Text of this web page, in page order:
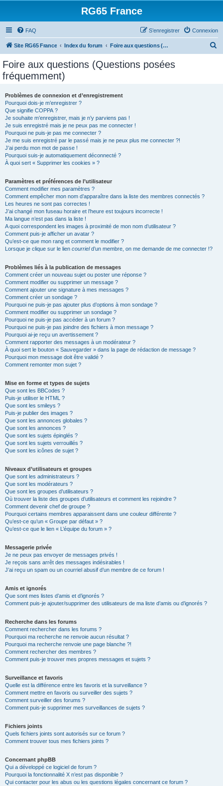
RG65 France
FAQ Connexion
S’enregistrer
Site RG65 France Index du forum Foire aux questions (Questions posées fréquemment)
Foire aux questions (Questions posées
fréquemment)
Problèmes de connexion et d’enregistrement
Pourquoi dois-je m’enregistrer ?
Que signifie COPPA ?
Je souhaite m’enregistrer, mais je n’y parviens pas !
Je suis enregistré mais je ne peux pas me connecter !
Pourquoi ne puis-je pas me connecter ?
Je me suis enregistré par le passé mais je ne peux plus me connecter ?!
J’ai perdu mon mot de passe !
Pourquoi suis-je automatiquement déconnecté ?
À quoi sert « Supprimer les cookies » ?
Paramètres et préférences de l’utilisateur
Comment modifier mes paramètres ?
Comment empêcher mon nom d’apparaître dans la liste des membres connectés ?
Les heures ne sont pas correctes !
J’ai changé mon fuseau horaire et l’heure est toujours incorrecte !
Ma langue n’est pas dans la liste !
A quoi correspondent les images à proximité de mon nom d’utilisateur ?
Comment puis-je afficher un avatar ?
Qu’est-ce que mon rang et comment le modifier ?
Lorsque je clique sur le lien courrield’un membre, on me demande de me connecter !?
Problèmes liés à la publication de messages
Comment créer un nouveau sujet ou poster une réponse ?
Comment modifier ou supprimer un message ?
Comment ajouter une signature à mes messages ?
Comment créer un sondage ?
Pourquoi ne puis-je pas ajouter plus d’options à mon sondage ?
Comment modifier ou supprimer un sondage ?
Pourquoi ne puis-je pas accéder à un forum ?
Pourquoi ne puis-je pas joindre des fichiers à mon message ?
Pourquoi ai-je reçu un avertissement ?
Comment rapporter des messages à un modérateur ?
À quoi sert le bouton « Sauvegarder » dans la page de rédaction de message ?
Pourquoi mon message doit être validé ?
Comment remonter mon sujet ?
Mise en forme et types de sujets
Que sont les BBCodes ?
Puis-je utiliser le HTML ?
Que sont les smileys ?
Puis-je publier des images ?
Que sont les annonces globales ?
Que sont les annonces ?
Que sont les sujets épinglés ?
Que sont les sujets verrouillés ?
Que sont les icônes de sujet ?
Niveaux d’utilisateurs et groupes
Que sont les administrateurs ?
Que sont les modérateurs ?
Que sont les groupes d’utilisateurs ?
Où trouver la liste des groupes d’utilisateurs et comment les rejoindre ?
Comment devenir chef de groupe ?
Pourquoi certains membres apparaissent dans une couleur différente ?
Qu’est-ce qu’un « Groupe par défaut » ?
Qu’est-ce que le lien « L’équipe du forum » ?
Messagerie privée
Je ne peux pas envoyer de messages privés !
Je reçois sans arrêt des messages indésirables !
J’ai reçu un spam ou un courriel abusif d’un membre de ce forum !
Amis et ignorés
Que sont mes listes d’amis et d’ignorés ?
Comment puis-je ajouter/supprimer des utilisateurs de ma liste d’amis ou d’ignorés ?
Recherche dans les forums
Comment rechercher dans les forums ?
Pourquoi ma recherche ne renvoie aucun résultat ?
Pourquoi ma recherche renvoie une page blanche ?!
Comment rechercher des membres ?
Comment puis-je trouver mes propres messages et sujets ?
Surveillance et favoris
Quelle est la différence entre les favoris et la surveillance ?
Comment mettre en favoris ou surveiller des sujets ?
Comment surveiller des forums ?
Comment puis-je supprimer mes surveillances de sujets ?
Fichiers joints
Quels fichiers joints sont autorisés sur ce forum ?
Comment trouver tous mes fichiers joints ?
Concernant phpBB
Qui a développé ce logiciel de forum ?
Pourquoi la fonctionnalité X n’est pas disponible ?
Qui contacter pour les abus ou les questions légales concernant ce forum ?